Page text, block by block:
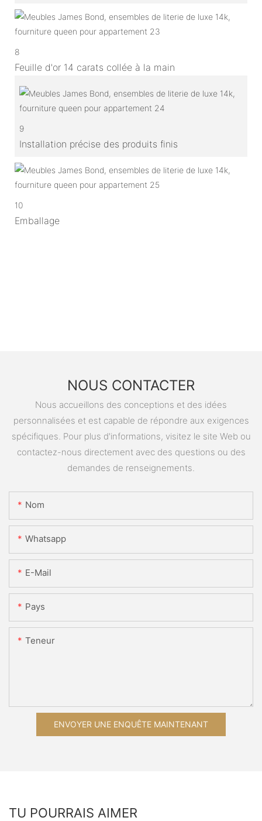
8
Feuille d'or 14 carats collée à la main
9
Installation précise des produits finis
10
Emballage
NOUS CONTACTER
Nous accueillons des conceptions et des idées
personnalisées et est capable de répondre aux exigences
spécifiques. Pour plus d'informations, visitez le site Web ou
contactez-nous directement avec des questions ou des
demandes de renseignements.
Nom
Whatsapp
E-Mail
Pays
Teneur
ENVOYER UNE ENQUÊTE MAINTENANT
TU POURRAIS AIMER